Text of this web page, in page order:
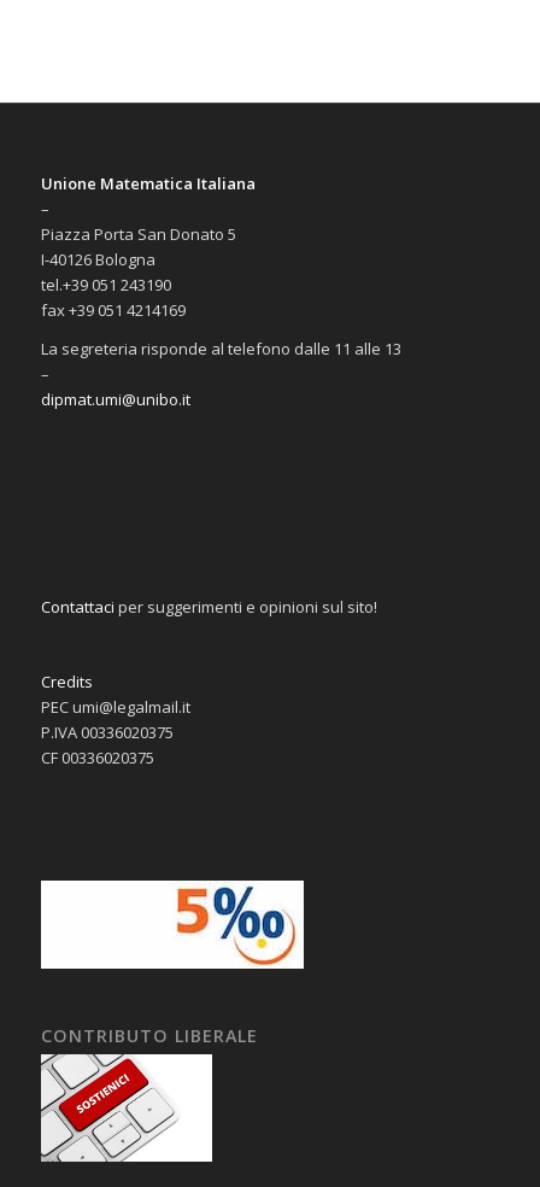
Unione Matematica Italiana
–
Piazza Porta San Donato 5
I-40126 Bologna
tel.+39 051 243190
fax +39 051 4214169
La segreteria risponde al telefono dalle 11 alle 13
–
dipmat.umi@unibo.it
Contattaci per suggerimenti e opinioni sul sito!
Credits
PEC umi@legalmail.it
P.IVA 00336020375
CF 00336020375
CONTRIBUTO LIBERALE